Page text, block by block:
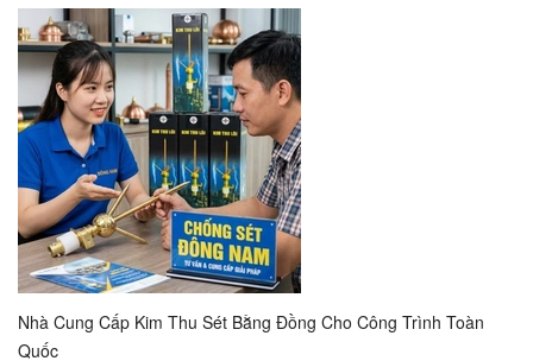
Nhà Cung Cấp Kim Thu Sét Bằng Đồng Cho Công Trình Toàn
Quốc